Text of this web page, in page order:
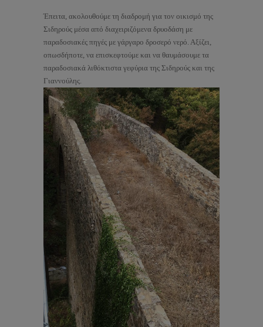
Έπειτα, ακολουθούμε τη διαδρομή για τον οικισμό της
Σιδηρούς μέσα από διαχειριζόμενα δρυοδάση με
παραδοσιακές πηγές με γάργαρο δροσερό νερό. Αξίζει,
οπωσδήποτε, να επισκεφτούμε και να θαυμάσουμε τα
παραδοσιακά λιθόκτιστα γεφύρια της Σιδηρούς και της
Γιαννούλης.